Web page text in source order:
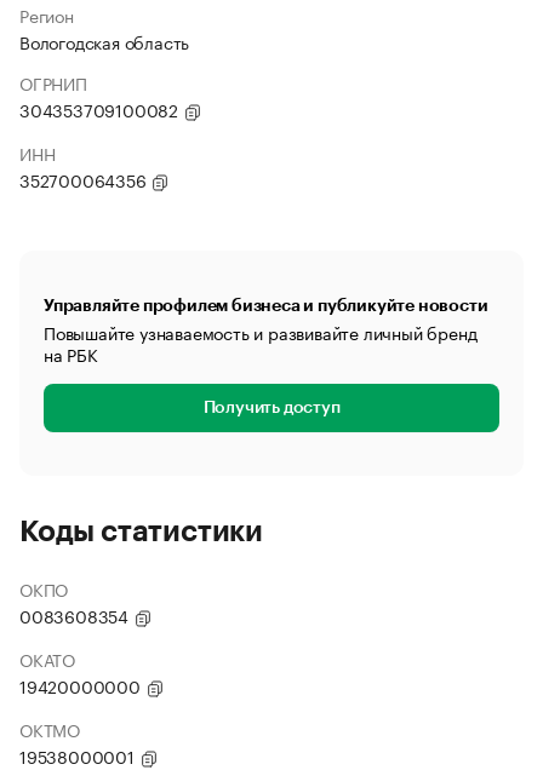
Регион
Вологодская область
ОГРНИП
304353709100082
ИНН
352700064356
Управляйте профилем бизнеса и публикуйте новости
Повышайте узнаваемость и развивайте личный бренд
на РБК
Получить доступ
Коды статистики
ОКПО
0083608354
ОКАТО
19420000000
ОКТМО
19538000001